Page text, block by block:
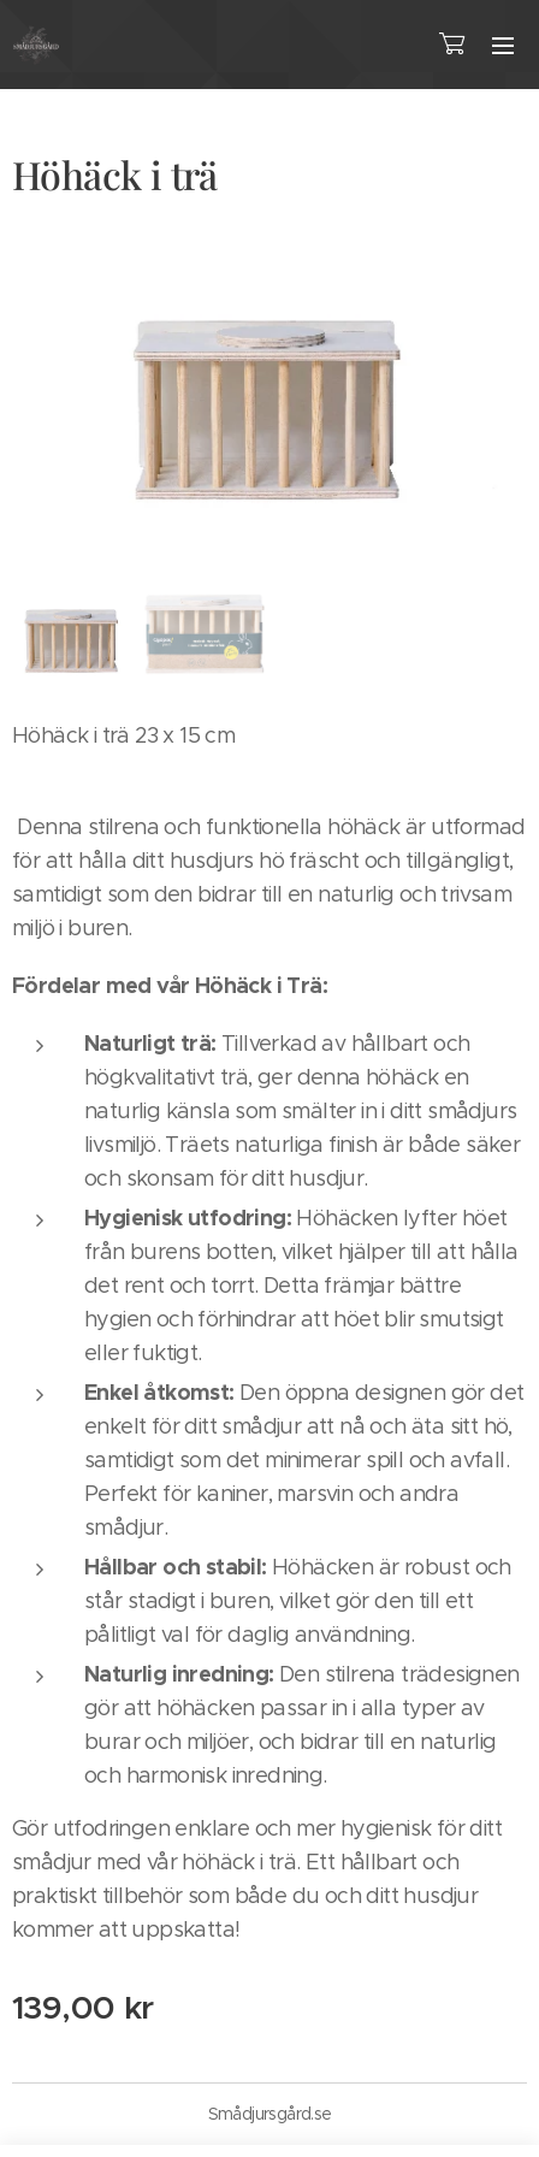
Höhäck i trä
Höhäck i trä 23 x 15 cm
Denna stilrena och funktionella höhäck är utformad
för att hålla ditt husdjurs hö fräscht och tillgängligt,
samtidigt som den bidrar till en naturlig och trivsam
miljö i buren.
Fördelar med vår Höhäck i Trä:
Naturligt trä: Tillverkad av hållbart och
högkvalitativt trä, ger denna höhäck en
naturlig känsla som smälter in i ditt smådjurs
livsmiljö. Träets naturliga finish är både säker
och skonsam för ditt husdjur.
Hygienisk utfodring: Höhäcken lyfter höet
från burens botten, vilket hjälper till att hålla
det rent och torrt. Detta främjar bättre
hygien och förhindrar att höet blir smutsigt
eller fuktigt.
Enkel åtkomst: Den öppna designen gör det
enkelt för ditt smådjur att nå och äta sitt hö,
samtidigt som det minimerar spill och avfall.
Perfekt för kaniner, marsvin och andra
smådjur.
Hållbar och stabil: Höhäcken är robust och
står stadigt i buren, vilket gör den till ett
pålitligt val för daglig användning.
Naturlig inredning: Den stilrena trädesignen
gör att höhäcken passar in i alla typer av
burar och miljöer, och bidrar till en naturlig
och harmonisk inredning.
Gör utfodringen enklare och mer hygienisk för ditt
smådjur med vår höhäck i trä. Ett hållbart och
praktiskt tillbehör som både du och ditt husdjur
kommer att uppskatta!
139,00 kr
Smådjursgård.se